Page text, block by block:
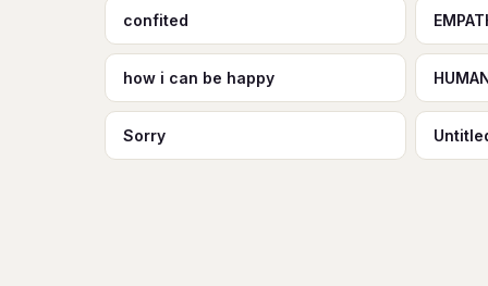
confited
how i can be happy
Sorry